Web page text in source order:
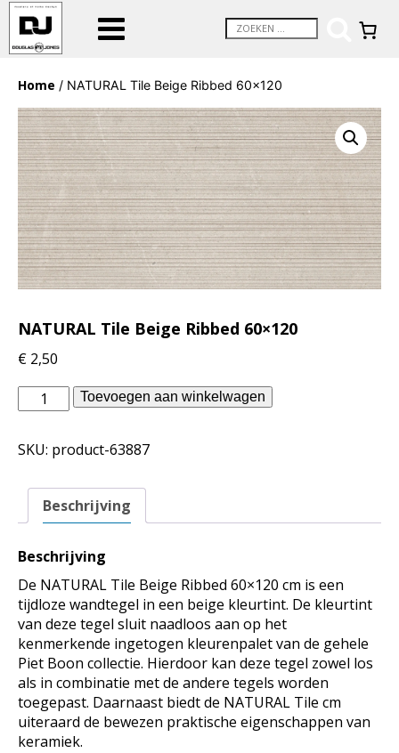
Home / NATURAL Tile Beige Ribbed 60×120
NATURAL Tile Beige Ribbed 60×120
€ 2,50
Piet
Boon
-
Tile
Beige
60x120
Toevoegen aan winkelwagen
SKU: product-63887
Beschrijving
Beschrijving
De NATURAL Tile Beige Ribbed 60×120 cm is een
tijdloze wandtegel in een beige kleurtint. De kleurtint
van deze tegel sluit naadloos aan op het
kenmerkende ingetogen kleurenpalet van de gehele
Piet Boon collectie. Hierdoor kan deze tegel zowel los
als in combinatie met de andere tegels worden
toegepast. Daarnaast biedt de NATURAL Tile cm
uiteraard de bewezen praktische eigenschappen van
keramiek.